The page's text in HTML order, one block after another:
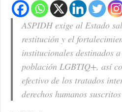
protección
de
derechos
LGBTIQ+
ASPIDH exige al Estado
restitución y el
institucionales destinados
población LGBTIQ+, así
efectivo de los tratados
derechos humanos